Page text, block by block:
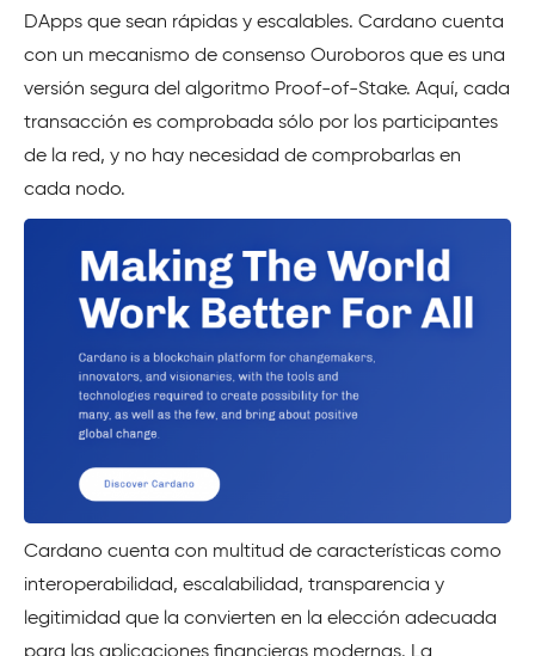
DApps que sean rápidas y escalables. Cardano cuenta
con un mecanismo de consenso Ouroboros que es una
versión segura del algoritmo Proof-of-Stake. Aquí, cada
transacción es comprobada sólo por los participantes
de la red, y no hay necesidad de comprobarlas en
cada nodo.
Cardano cuenta con multitud de características como
interoperabilidad, escalabilidad, transparencia y
legitimidad que la convierten en la elección adecuada
para las aplicaciones financieras modernas. La